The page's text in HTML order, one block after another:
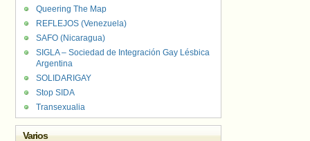
Queering The Map
REFLEJOS (Venezuela)
SAFO (Nicaragua)
SIGLA – Sociedad de Integración Gay Lésbica
Argentina
SOLIDARIGAY
Stop SIDA
Transexualia
Varios